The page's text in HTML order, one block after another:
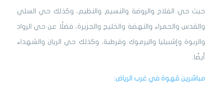
حيث حي الفلاح والروضة والنسيم والنظيم، وكذلك حي السلي
والقدس والحمراء والنهضة والخليج والجزيرة، فضلًا عن حي الرواد
والربوة وإشبيليا واليرموك وقرطبة، وكذلك حي الريان والشهداء
أيضًا.
مباشرين قهوة في غرب الرياض: